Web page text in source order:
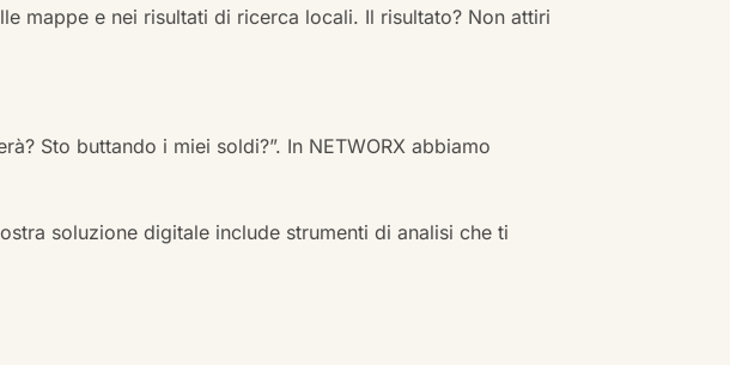
mappe e nei risultati di ricerca locali. Il risultato? Non attiri
Sto buttando i miei soldi?”. In NETWORX abbiamo
soluzione digitale include strumenti di analisi che ti